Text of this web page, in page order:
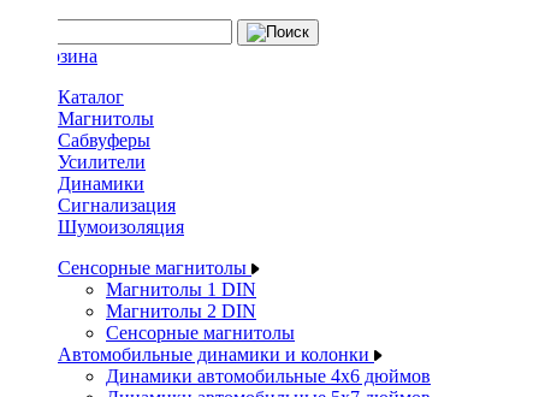
Каталог
Магнитолы
Сабвуферы
Усилители
Динамики
Сигнализация
Шумоизоляция
Сенсорные магнитолы
Магнитолы 1 DIN
Магнитолы 2 DIN
Сенсорные магнитолы
Автомобильные динамики и колонки
Динамики автомобильные 4x6 дюймов